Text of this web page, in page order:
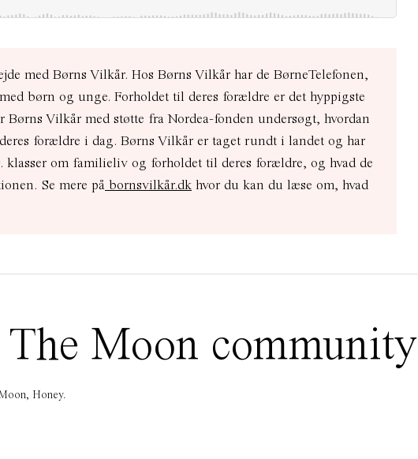
med Børns Vilkår. Hos Børns Vilkår har de BørneTelefonen,
børn og unge. Forholdet til deres forældre er det hyppigste
Vilkår med støtte fra Nordea-fonden undersøgt, hvordan
forældre i dag. Børns Vilkår er taget rundt i landet og har
om familieliv og forholdet til deres forældre, og hvad de
Se mere på bornsvilkår.dk hvor du kan du læse om, hvad
Moon community
Honey.